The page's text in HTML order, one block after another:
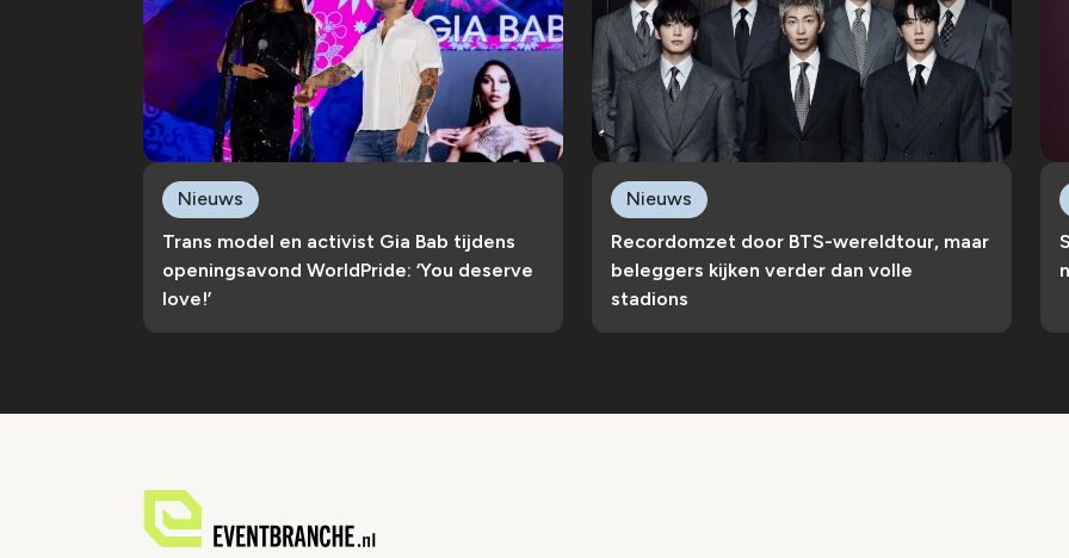
Trans model en activist Gia Bab tijdens
openingsavond WorldPride: ‘You deserve
love!’
Nieuws
Recordomzet door BTS-wereldtour, maar
beleggers kijken verder dan volle
stadions
Nieuws